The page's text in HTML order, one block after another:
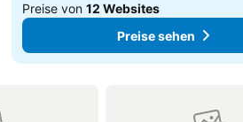
Preise von12 Websites
Preise sehen